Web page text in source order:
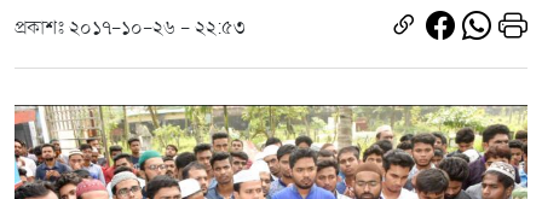
প্রকাশঃ ২০১৭-১০-২৬ - ২২:৫৩